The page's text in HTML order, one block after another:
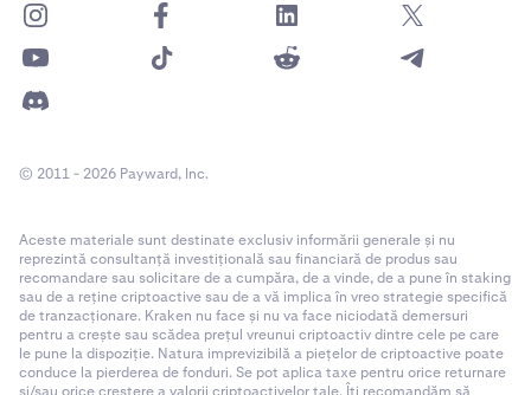
© 2011 - 2026 Payward, Inc.
Aceste materiale sunt destinate exclusiv informării generale și nu
reprezintă consultanță investițională sau financiară de produs sau
recomandare sau solicitare de a cumpăra, de a vinde, de a pune în staking
sau de a reține criptoactive sau de a vă implica în vreo strategie specifică
de tranzacționare. Kraken nu face și nu va face niciodată demersuri
pentru a crește sau scădea prețul vreunui criptoactiv dintre cele pe care
le pune la dispoziție. Natura imprevizibilă a piețelor de criptoactive poate
conduce la pierderea de fonduri. Se pot aplica taxe pentru orice returnare